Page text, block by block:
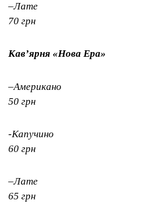
–Лате
70 грн
Кавʼярня «Нова Ера»
–Американо
50 грн
-Капучино
60 грн
–Лате
65 грн